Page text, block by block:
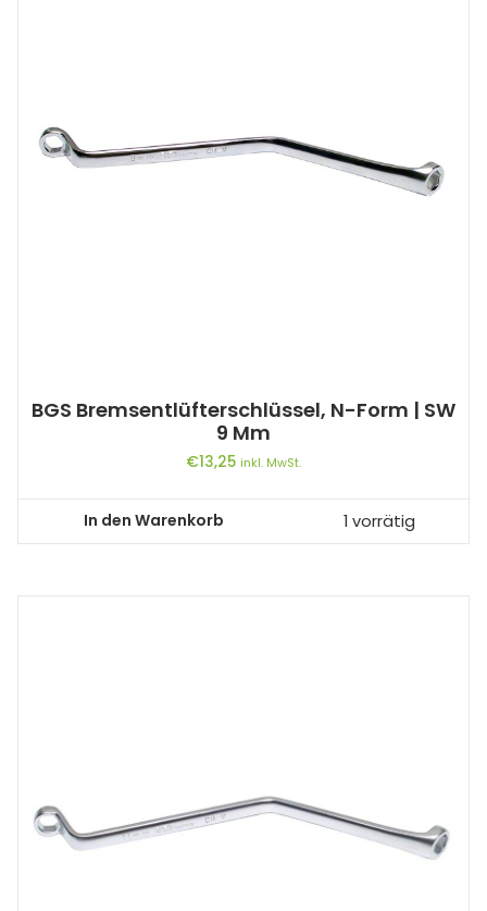
BGS Bremsentlüfterschlüssel, N-Form | SW
9 Mm
€13,25 inkl. MwSt.
In den Warenkorb 1 vorrätig